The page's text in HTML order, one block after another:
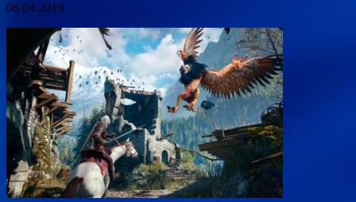
08.04.2019